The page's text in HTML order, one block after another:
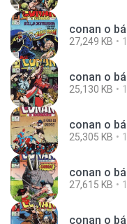
conan o
27,249 KB
conan o
25,130 KB
conan o
25,305 KB
conan o
27,615 KB
conan o